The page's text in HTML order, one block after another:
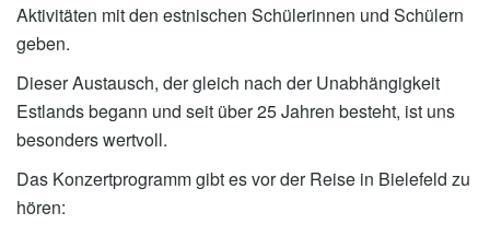
Aktivitäten mit den estnischen Schülerinnen und Schülern
geben.
Dieser Austausch, der gleich nach der Unabhängigkeit
Estlands begann und seit über 25 Jahren besteht, ist uns
besonders wertvoll.
Das Konzertprogramm gibt es vor der Reise in Bielefeld zu
hören: